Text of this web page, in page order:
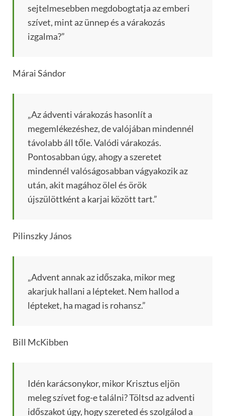
sejtelmesebben megdobogtatja az emberi
szívet, mint az ünnep és a várakozás
izgalma?”
Márai Sándor
„Az ádventi várakozás hasonlít a
megemlékezéshez, de valójában mindennél
távolabb áll tőle. Valódi várakozás.
Pontosabban úgy, ahogy a szeretet
mindennél valóságosabban vágyakozik az
után, akit magához ölel és örök
újszülöttként a karjai között tart.”
Pilinszky János
„Advent annak az időszaka, mikor meg
akarjuk hallani a lépteket. Nem hallod a
lépteket, ha magad is rohansz.”
Bill McKibben
Idén karácsonykor, mikor Krisztus eljön
meleg szívet fog-e találni? Töltsd az adventi
időszakot úgy, hogy szereted és szolgálod a